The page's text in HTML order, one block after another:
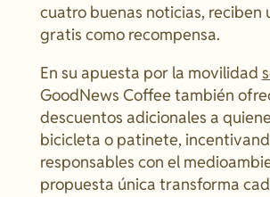
cuatro buenas noticias, reciben
gratis como recompensa.
En su apuesta por la movilidad
GoodNews Coffee también
descuentos adicionales a
bicicleta o patinete,
responsables con el
propuesta única transforma